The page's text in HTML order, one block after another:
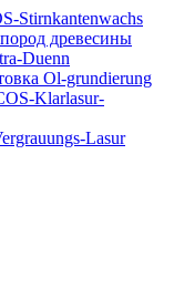
Stirnkantenwachs
древесины
Duenn
Ol-grundierung
Klarlasur-
Lasur